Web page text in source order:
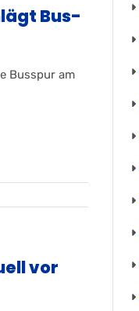
Bus­
Busspur am
vor